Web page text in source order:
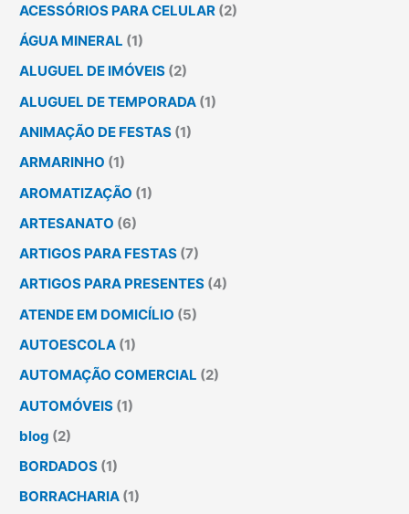
ACESSÓRIOS PARA CELULAR (2)
ÁGUA MINERAL (1)
ALUGUEL DE IMÓVEIS (2)
ALUGUEL DE TEMPORADA (1)
ANIMAÇÃO DE FESTAS (1)
ARMARINHO (1)
AROMATIZAÇÃO (1)
ARTESANATO (6)
ARTIGOS PARA FESTAS (7)
ARTIGOS PARA PRESENTES (4)
ATENDE EM DOMICÍLIO (5)
AUTOESCOLA (1)
AUTOMAÇÃO COMERCIAL (2)
AUTOMÓVEIS (1)
blog (2)
BORDADOS (1)
BORRACHARIA (1)